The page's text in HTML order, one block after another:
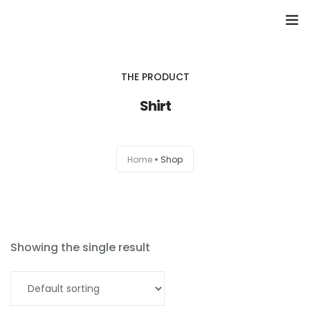
THE PRODUCT
Shirt
Home Shop
Showing the single result
Add to cart